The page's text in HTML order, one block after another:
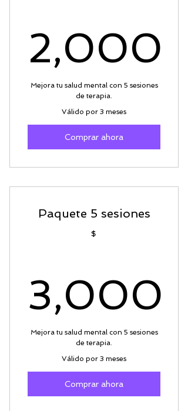
2,000
Mejora tu salud mental con 5 sesiones
de terapia.
Válido por 3 meses
Comprar ahora
Paquete 5 sesiones
$
3,000
Mejora tu salud mental con 5 sesiones
de terapia.
Válido por 3 meses
Comprar ahora